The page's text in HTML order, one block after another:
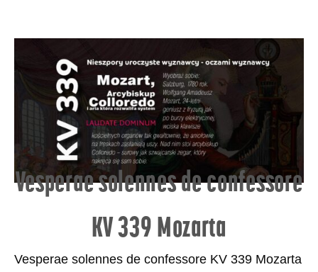
Vesperae solennes de confessore
KV 339 Mozarta
Vesperae solennes de confessore KV 339 Mozarta